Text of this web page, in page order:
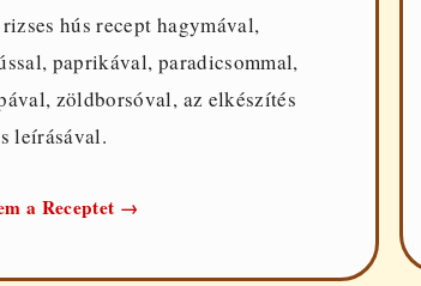
hús recept hagymával,
paprikával, paradicsommal,
zöldborsóval, az elkészítés
leírásával.
a Receptet Tavaszi
hús
→